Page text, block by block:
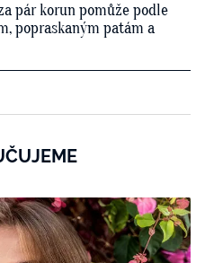
pár korun pomůže podle
popraskaným patám a